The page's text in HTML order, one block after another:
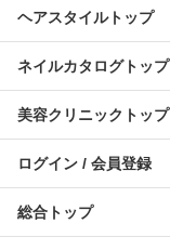
ヘアスタイルトップ
ネイルカタログトップ
美容クリニックトップ
ログイン / 会員登録
総合トップ